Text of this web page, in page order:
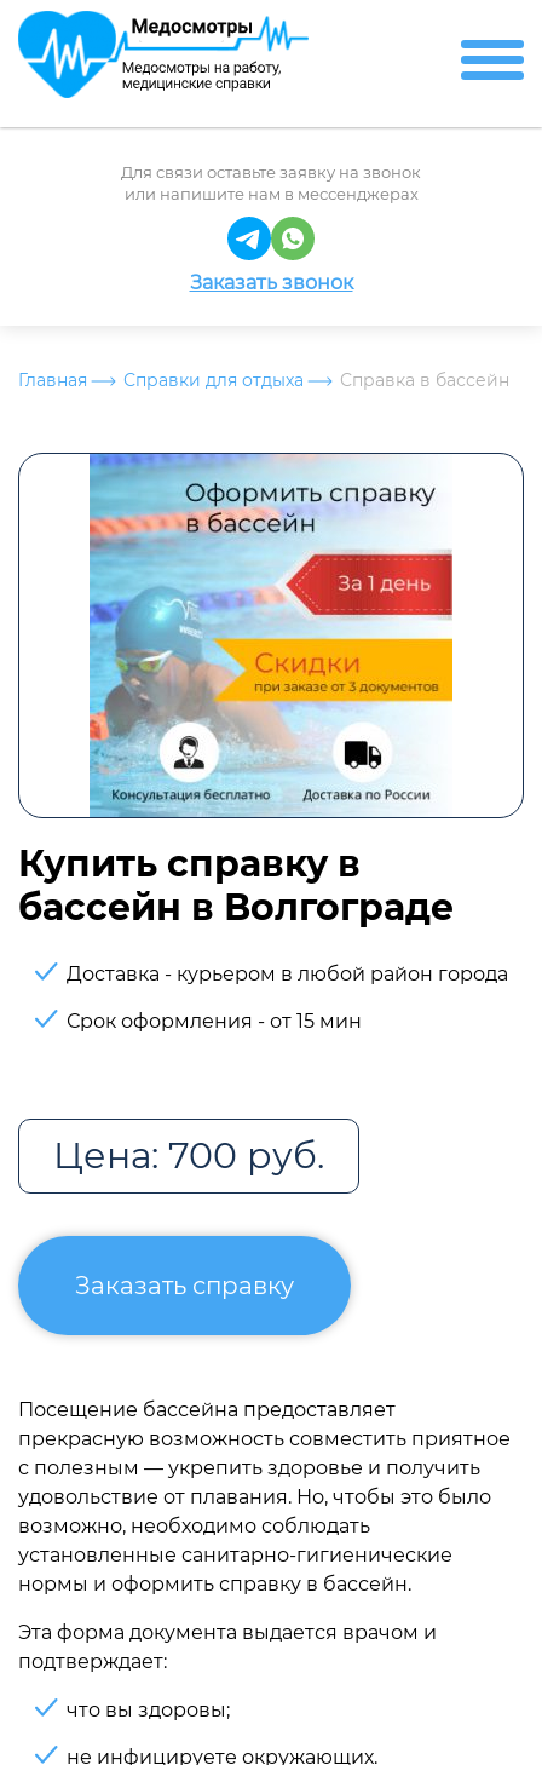
Для связи оставьте заявку на звонок
или напишите нам в мессенджерах
Заказать звонок
Главная Справки для отдыха Справка в бассейн
Купить справку в
бассейн в Волгограде
Доставка - курьером в любой район города
Срок оформления - от 15 мин
Цена: 700 руб.
Заказать справку
Посещение бассейна предоставляет
прекрасную возможность совместить приятное
с полезным — укрепить здоровье и получить
удовольствие от плавания. Но, чтобы это было
возможно, необходимо соблюдать
установленные санитарно-гигиенические
нормы и оформить справку в бассейн.
Эта форма документа выдается врачом и
подтверждает:
что вы здоровы;
не инфицируете окружающих.